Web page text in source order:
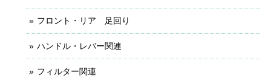
フロント・リア 足回り
ハンドル・レバー関連
フィルター関連